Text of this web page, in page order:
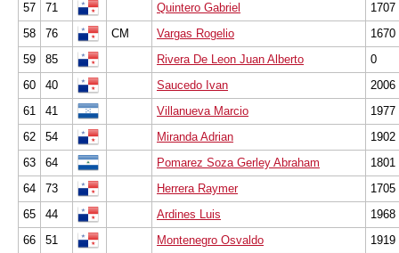
57
71 Quintero Gabriel
1707
58
76 CM Vargas Rogelio
1670
59
85 Rivera De Leon Juan Alberto
0
60
40 Saucedo Ivan
2006
61
41 Villanueva Marcio
1977
62
54 Miranda Adrian
1902
63
64 Pomarez Soza Gerley Abraham
1801
64
73 Herrera Raymer
1705
65
44 Ardines Luis
1968
66
51 Montenegro Osvaldo
1919